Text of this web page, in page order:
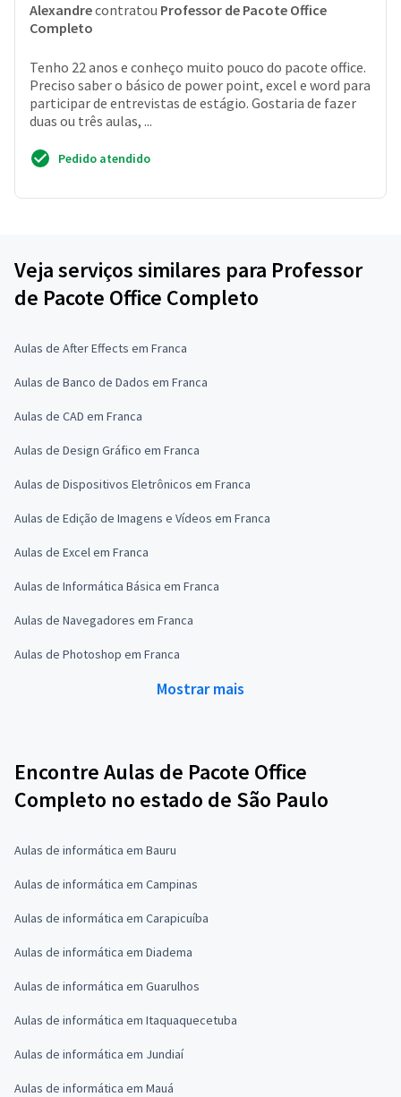
Alexandrecontratou Professor de Pacote Office
Completo
Tenho 22 anos e conheço muito pouco do pacote office.
Preciso saber o básico de power point, excel e word para
participar de entrevistas de estágio. Gostaria de fazer
duas ou três aulas, ...
Pedido atendido
Veja serviços similares para Professor
de Pacote Office Completo
Aulas de After Effects em Franca
Aulas de Banco de Dados em Franca
Aulas de CAD em Franca
Aulas de Design Gráfico em Franca
Aulas de Dispositivos Eletrônicos em Franca
Aulas de Edição de Imagens e Vídeos em Franca
Aulas de Excel em Franca
Aulas de Informática Básica em Franca
Aulas de Navegadores em Franca
Aulas de Photoshop em Franca
Mostrar mais
Encontre Aulas de Pacote Office
Completo no estado de São Paulo
Aulas de informática em Bauru
Aulas de informática em Campinas
Aulas de informática em Carapicuíba
Aulas de informática em Diadema
Aulas de informática em Guarulhos
Aulas de informática em Itaquaquecetuba
Aulas de informática em Jundiaí
Aulas de informática em Mauá